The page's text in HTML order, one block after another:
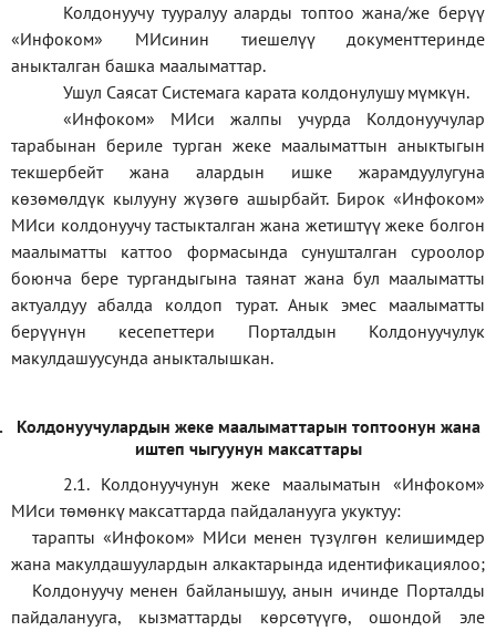
Колдонуучу тууралуу аларды топтоо жана/же берүү
«Инфоком» МИсинин тиешелүү документтеринде
аныкталган башка маалыматтар.
Ушул Саясат Системага карата колдонулушу мүмкүн.
«Инфоком» МИси жалпы учурда Колдонуучулар
тарабынан бериле турган жеке маалыматтын аныктыгын
текшербейт жана алардын ишке жарамдуулугуна
көзөмөлдүк кылууну жүзөгө ашырбайт. Бирок «Инфоком»
МИси колдонуучу тастыкталган жана жетиштүү жеке болгон
маалыматты каттоо формасында сунушталган суроолор
боюнча бере тургандыгына таянат жана бул маалыматты
актуалдуу абалда колдоп турат. Анык эмес маалыматты
берүүнүн кесепеттери Порталдын Колдонуучулук
макулдашуусунда аныкталышкан.
Колдонуучулардын жеке маалыматтарын топтоонун жана
иштеп чыгуунун максаттары
2.1. Колдонуучунун жеке маалыматын «Инфоком»
МИси төмөнкү максаттарда пайдаланууга укуктуу:
тарапты «Инфоком» МИси менен түзүлгөн келишимдер
жана макулдашуулардын алкактарында идентификациялоо;
Колдонуучу менен байланышуу, анын ичинде Порталды
пайдаланууга, кызматтарды көрсөтүүгө, ошондой эле